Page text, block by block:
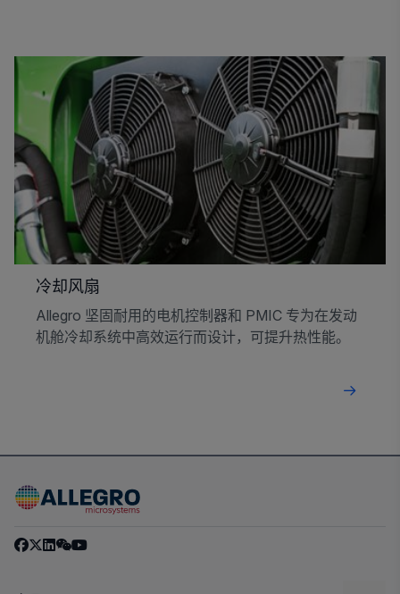
冷却风扇
Allegro 坚固耐用的电机控制器和 PMIC 专为在发动
机舱冷却系统中高效运行而设计，可提升热性能。